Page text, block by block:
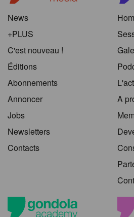
News
+PLUS
C'est nouveau !
Éditions
Abonnements
Annoncer
Jobs
Newsletters
Contacts
A